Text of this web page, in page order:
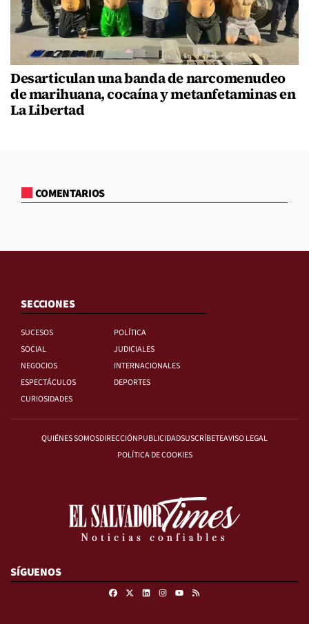
Desarticulan una banda de narcomenudeo
de marihuana, cocaína y metanfetaminas en
La Libertad
COMENTARIOS
SECCIONES
SUCESOS
POLÍTICA
SOCIAL
JUDICIALES
NEGOCIOS
INTERNACIONALES
ESPECTÁCULOS
DEPORTES
CURIOSIDADES
QUIÉNES SOMOSDIRECCIÓNPUBLICIDADSUSCRÍBETEAVISO LEGAL
POLÍTICA DE COOKIES
SÍGUENOS
FacebookLinkedinInstagram